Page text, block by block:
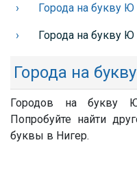
Города на букву Ю
Города на букву
Города на
Городов на букву
Попробуйте найти
буквы в Нигер.